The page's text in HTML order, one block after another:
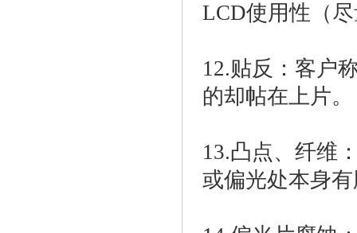
LCD使用性（
12.贴反：客户
的却帖在上片。
13.凸点、纤维
或偏光处本身